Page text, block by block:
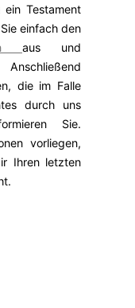
Testament
einfach den
aus und
die im Falle
durch uns
Sie.
vorliegen,
Ihren letzten